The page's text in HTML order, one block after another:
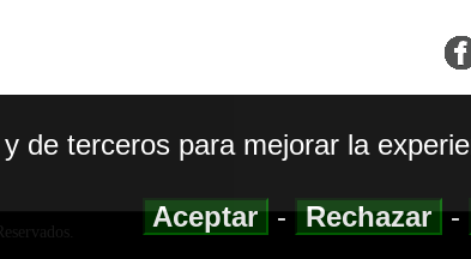
de terceros para mejorar la
Aceptar-Rechazar-